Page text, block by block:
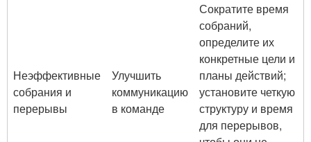
Неэффективные
собрания и
перерывы
Улучшить
коммуникацию
в команде
Сократите время
собраний,
определите их
конкретные цели и
планы действий;
установите четкую
структуру и время
для перерывов,